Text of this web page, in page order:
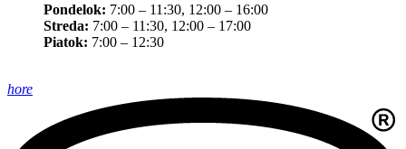
Pondelok: 7:00 – 11:30, 12:00 – 16:00
Streda: 7:00 – 11:30, 12:00 – 17:00
Piatok: 7:00 – 12:30
hore